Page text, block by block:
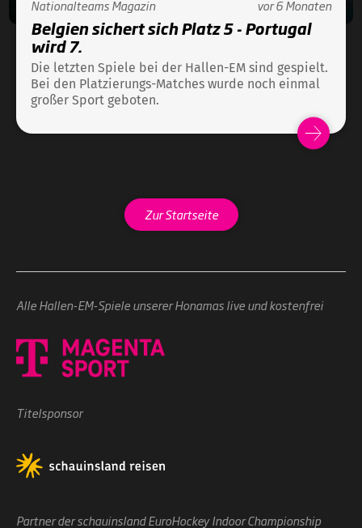
NationalteamsMagazin vor 6 Monaten
Belgien sichert sich Platz 5 - Portugal
wird 7.
Die letzten Spiele bei der Hallen-EM sind gespielt.
Bei den Platzierungs-Matches wurde noch einmal
großer Sport geboten.
Zur Startseite
Alle Hallen-EM-Spiele unserer Honamas live und kostenfrei
Titelsponsor
Partner der schauinsland EuroHockey Indoor Championship